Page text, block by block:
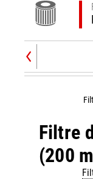
Filtre
(200